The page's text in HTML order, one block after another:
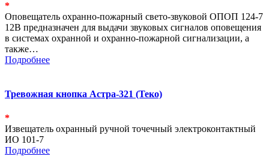
*
Оповещатель охранно-пожарный свето-звуковой ОПОП 124-7
12В предназначен для выдачи звуковых сигналов оповещения
в системах охранной и охранно-пожарной сигнализации, а
также…
Подробнее
Тревожная кнопка Астра-321 (Теко)
*
Извещатель охранный ручной точечный электроконтактный
ИО 101-7
Подробнее